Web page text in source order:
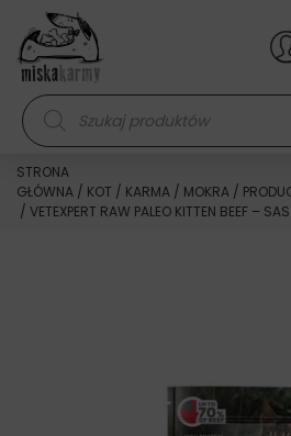
Skocz do treści
Wyszukiwarka produktów
STRONA
GŁÓWNA / KOT / KARMA / MOKRA /
/ VETEXPERT RAW PALEO KITTEN BEEF –